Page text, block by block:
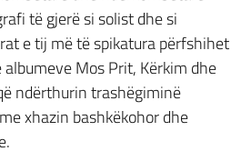
të gjerë si solist dhe si
e tij më të spikatura përfshihet
Mos Prit, Kërkim dhe
ndërthurin trashëgiminë
xhazin bashkëkohor dhe